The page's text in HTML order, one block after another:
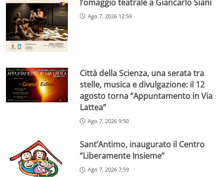
l’omaggio teatrale a Giancarlo Siani
Ago 7, 2026 12:59
Città della Scienza, una serata tra
stelle, musica e divulgazione: il 12
agosto torna “Appuntamento in Via
Lattea”
Ago 7, 2026 9:50
Sant’Antimo, inaugurato il Centro
“Liberamente Insieme”
Ago 7, 2026 7:59